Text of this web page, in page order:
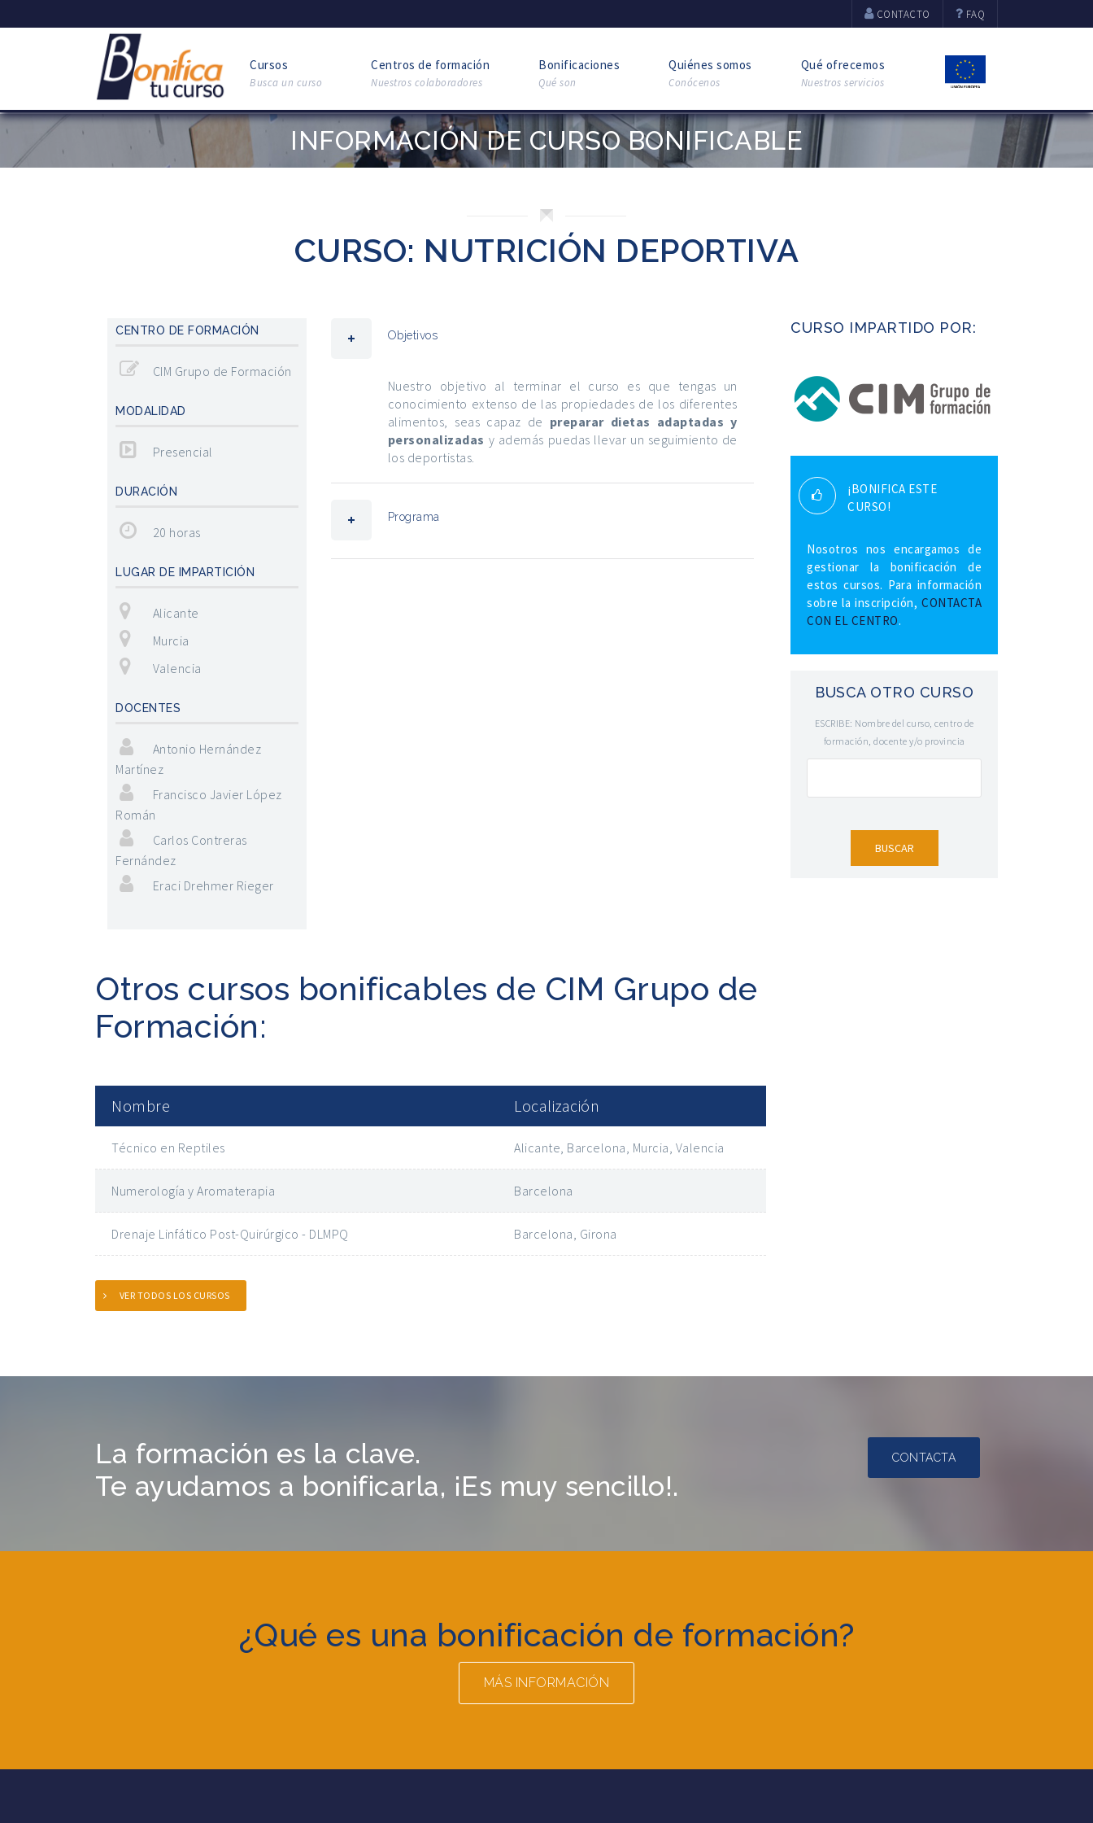
CONTACTO FAQ
Cursos
Busca un curso
Centros de formación
Nuestros colaboradores
Bonificaciones
Qué son
Quiénes somos
Conócenos
Qué ofrecemos
Nuestros servicios
INFORMACIÓN DE CURSO BONIFICABLE
CURSO: NUTRICIÓN DEPORTIVA
CENTRO DE FORMACIÓN
CIM Grupo de Formación
MODALIDAD
Presencial
DURACIÓN
20 horas
LUGAR DE IMPARTICIÓN
Alicante
Murcia
Valencia
DOCENTES
Antonio Hernández
Martínez
Francisco Javier López
Román
Carlos Contreras
Fernández
Eraci Drehmer Rieger
Objetivos
Nuestro objetivo al terminar el curso es que tengas un
conocimiento extenso de las propiedades de los diferentes
alimentos, seas capaz de preparar dietas adaptadas y
personalizadas y además puedas llevar un seguimiento de
los deportistas.
Programa
Otros cursos bonificables de CIM Grupo de
Formación:
Nombre Localización
Técnico en Reptiles Alicante, Barcelona, Murcia, Valencia
Numerología y Aromaterapia Barcelona
Drenaje Linfático Post-Quirúrgico - DLMPQ Barcelona, Girona
VER TODOS LOS CURSOS
CURSO IMPARTIDO POR:
¡BONIFICA ESTE
CURSO!
Nosotros nos encargamos de
gestionar la bonificación de
estos cursos. Para información
sobre la inscripción, CONTACTA
CON EL CENTRO.
BUSCA OTRO CURSO
ESCRIBE: Nombre del curso, centro de
formación, docente y/o provincia
La formación es la clave.
Te ayudamos a bonificarla, ¡Es muy sencillo!.
CONTACTA
¿Qué es una bonificación de formación?
MÁS INFORMACIÓN